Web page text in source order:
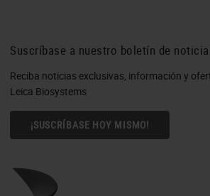
Suscríbase a nuestro boletín de
Reciba noticias exclusivas, información y
Leica Biosystems
¡SUSCRÍBASE HOY MISMO!